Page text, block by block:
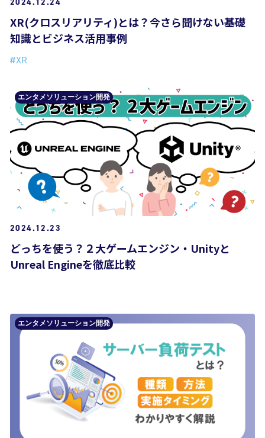
XR(クロスリアリティ)とは？今さら聞けない基礎
知識とビジネス活用事例
#XR
エンタメソリューション開発
2024.12.23
どっちを使う？２大ゲームエンジン・Unityと
Unreal Engineを徹底比較
エンタメソリューション開発